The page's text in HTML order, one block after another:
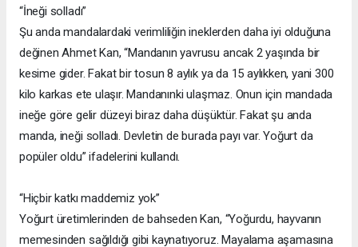
“İneği solladı”
Şu anda mandalardaki verimliliğin ineklerden daha iyi olduğuna
değinen Ahmet Kan, “Mandanın yavrusu ancak 2 yaşında bir
kesime gider. Fakat bir tosun 8 aylık ya da 15 aylıkken, yani 300
kilo karkas ete ulaşır. Mandanınki ulaşmaz. Onun için mandada
ineğe göre gelir düzeyi biraz daha düşüktür. Fakat şu anda
manda, ineği solladı. Devletin de burada payı var. Yoğurt da
popüler oldu” ifadelerini kullandı.
“Hiçbir katkı maddemiz yok”
Yoğurt üretimlerinden de bahseden Kan, “Yoğurdu, hayvanın
memesinden sağıldığı gibi kaynatıyoruz. Mayalama aşamasına